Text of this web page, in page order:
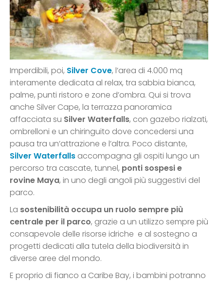
Imperdibili, poi, Silver Cove, l’area di 4.000 mq
interamente dedicata al relax, tra sabbia bianca,
palme, punti ristoro e zone d’ombra. Qui si trova
anche Silver Cape, la terrazza panoramica
affacciata su Silver Waterfalls, con gazebo rialzati,
ombrelloni e un chiringuito dove concedersi una
pausa tra un’attrazione e l’altra. Poco distante,
Silver Waterfalls accompagna gli ospiti lungo un
percorso tra cascate, tunnel, ponti sospesi e
rovine Maya, in uno degli angoli più suggestivi del
parco.
La sostenibilità occupa un ruolo sempre più
centrale per il parco, grazie a un utilizzo sempre più
consapevole delle risorse idriche e al sostegno a
progetti dedicati alla tutela della biodiversità in
diverse aree del mondo.
E proprio di fianco a Caribe Bay, i bambini potranno